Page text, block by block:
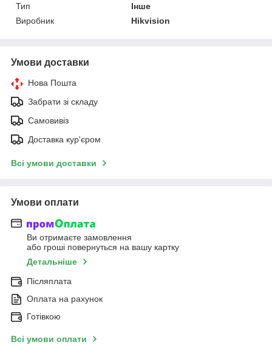
Тип
Інше
Виробник
Hikvision
Умови доставки
Нова Пошта
Забрати зі складу
Самовивіз
Доставка кур'єром
Всі умови доставки
Умови оплати
Ви отримаєте замовлення
або гроші повернуться на вашу картку
Детальніше
Післяплата
Оплата на рахунок
Готівкою
Всі умови оплати